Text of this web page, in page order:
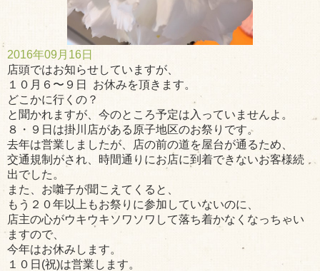
2016年09月16日
店頭ではお知らせしていますが、
１０月６〜９日 お休みを頂きます。
どこかに行くの？
と聞かれますが、今のところ予定は入っていませんよ。
８・９日は掛川店がある原子地区のお祭りです。
去年は営業しましたが、店の前の道を屋台が通るため、
交通規制がされ、時間通りにお店に到着できないお客様続
出でした。
また、お囃子が聞こえてくると、
もう２０年以上もお祭りに参加していないのに、
店主の心がウキウキソワソワして落ち着かなくなっちゃい
ますので、
今年はお休みします。
１０日(祝)は営業します。